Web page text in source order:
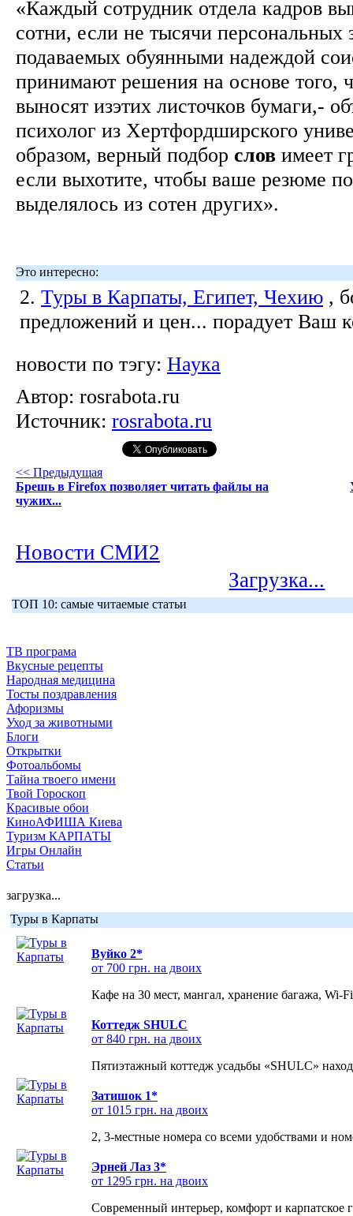
«Каждый сотрудник отдела кадров
сотни, если не тысячи персональных
подаваемых обуянными надеждой
принимают решения на основе того,
выносят изэтих листочков бумаги,-
психолог из Хертфордширского
образом, верный подбор слов имеет
если выхотите, чтобы ваше резюме
выделялось из сотен других».
Это интересно:
2. Туры в Карпаты, Египет, Чехию ,
предложений и цен... порадует Ваш
новости по тэгу: Наука
Автор: rosrabota.ru
Источник: rosrabota.ru
<< Предыдущая
Брешь в Firefox позволяет читать файлы на
чужих...
Новости СМИ2
Загрузка...
ТОП 10: самые читаемые статьи
ТВ програма
Вкусные рецепты
Народная медицина
Тосты поздравления
Афоризмы
Уход за животными
Блоги
Открытки
Фотоальбомы
Тайна твоего имени
Твой Гороскоп
Красивые обои
КиноАФИША Киева
Туризм КАРПАТЫ
Игры Онлайн
Статьи
загрузка...
Туры в Карпаты
Вуйко 2*
от 700 грн. на двоих
Кафе на 30 мест, мангал, хранение багажа, Wi-
Коттедж SHULC
от 840 грн. на двоих
Пятиэтажный коттедж усадьбы «SHULC»
Затишок 1*
от 1015 грн. на двоих
2, 3-местные номера со всеми удобствами и
Эрней Лаз 3*
от 1295 грн. на двоих
Современный интерьер, комфорт и карпатское